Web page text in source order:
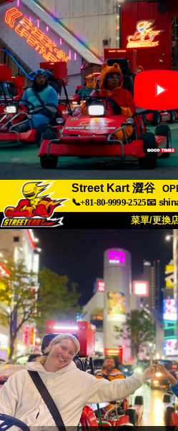
Street Kart 澀谷
📞+81-80-9999-2525📧
菜單/更換
首頁
關於 規格
交通方式 顧客聲
公司
更換店
東京品川 #1
東京秋葉原#2
東京澀谷附屬